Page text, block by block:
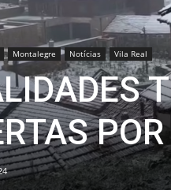
Montalegre Notícias Vila Real